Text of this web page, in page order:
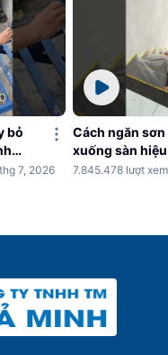
bỏ
7, 2026
Cách ngăn sơn
xuống sàn
khi sơn nhà
7.845.478 lượt